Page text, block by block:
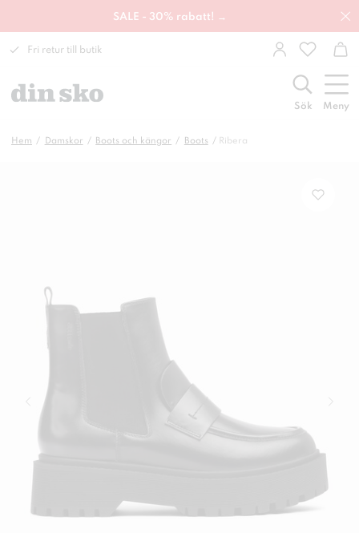
SALE - 30% rabatt! →
Fri retur till butik
Sök Meny
Hem Damskor Boots och kängor Boots Ribera